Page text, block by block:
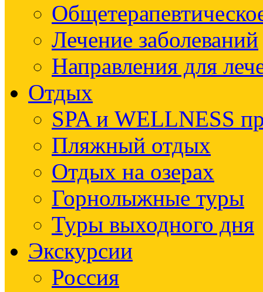
Лечение заболеваний
Направления для
Отдых
SPA и WELLNESS
Пляжный отдых
Отдых на озерах
Горнолыжные туры
Туры выходного дня
Экскурсии
Россия